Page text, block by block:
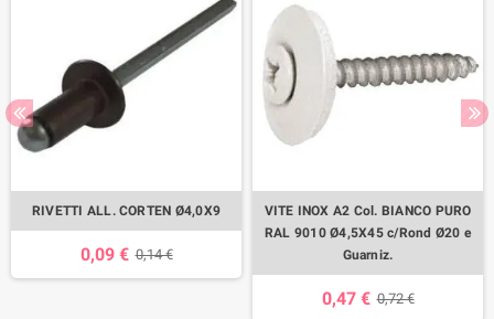
RIVETTI ALL. CORTEN Ø4,0X9
0,09 € 0,14 €
VITE INOX A2 Col. BIANCO PURO
RAL 9010 Ø4,5X45 c/Rond Ø20 e
Guarniz.
0,47 € 0,72 €